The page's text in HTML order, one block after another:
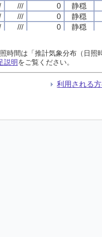
/// 0
静穏
/// 0
静穏
/// 0
静穏
静穏
/// 1 南西
/// 0
静穏
/// 0
静穏
/// 0
静穏
静穏
/// 1 南西
/// 0
静穏
/// 0
静穏
/// 0
静穏
静穏
/// 1 南西
/// 0
静穏
/// 0
静穏
/// 0
静穏
静穏
/// 1 南西
時間は「推計気象分布（日
説明をご覧ください。
利用される